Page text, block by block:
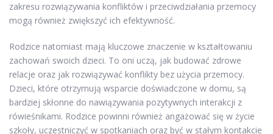
zakresu rozwiązywania konfliktów i przeciwdziałania przemocy
mogą również zwiększyć ich efektywność.
Rodzice natomiast mają kluczowe znaczenie w kształtowaniu
zachowań swoich dzieci. To oni uczą, jak budować zdrowe
relacje oraz jak rozwiązywać konflikty bez użycia przemocy.
Dzieci, które otrzymują wsparcie doświadczone w domu, są
bardziej skłonne do nawiązywania pozytywnych interakcji z
rówieśnikami. Rodzice powinni również angażować się w życie
szkoły, uczestniczyć w spotkaniach oraz być w stałym kontakcie